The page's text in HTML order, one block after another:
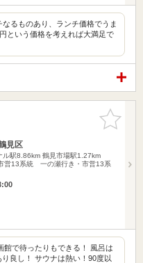
るものあり、ランチ価格でうま
という価格を考えれば大満足で
お気に入
りに追加
見区
ル駅8.86km 鶴見市場駅1.27km
営13系統 一の瀬行き・市営13系
館で待ったりもできる！ 風呂は
良し！ サウナは熱い！90度以